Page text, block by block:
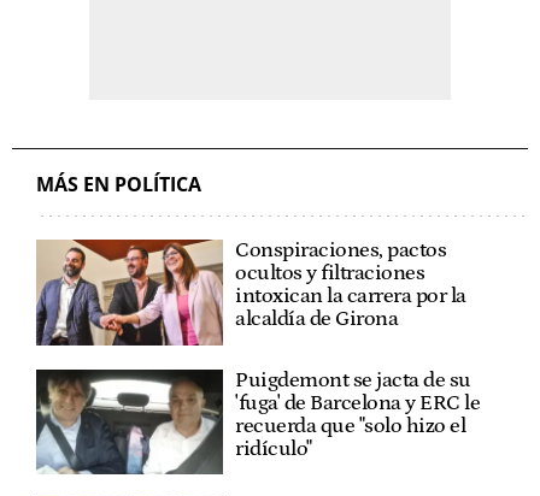
MÁS EN POLÍTICA
Conspiraciones, pactos
ocultos y filtraciones
intoxican la carrera por la
alcaldía de Girona
Puigdemont se jacta de su
'fuga' de Barcelona y ERC le
recuerda que "solo hizo el
ridículo"